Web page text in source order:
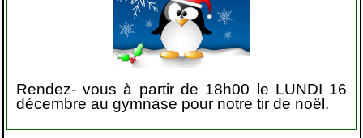
Rendez- vous à partir de 18h00 le LUNDI 16
décembre au gymnase pour notre tir de noël.